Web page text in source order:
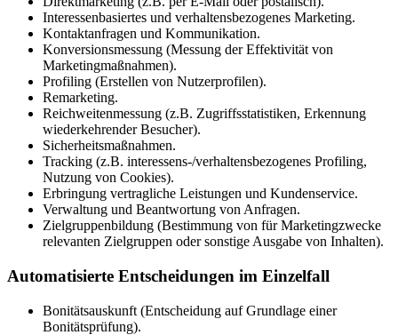
Interessenbasiertes und verhaltensbezogenes Marketing.
Kontaktanfragen und Kommunikation.
Konversionsmessung (Messung der Effektivität von
Marketingmaßnahmen).
Profiling (Erstellen von Nutzerprofilen).
Remarketing.
Reichweitenmessung (z.B. Zugriffsstatistiken, Erkennung
wiederkehrender Besucher).
Sicherheitsmaßnahmen.
Tracking (z.B. interessens-/verhaltensbezogenes Profiling,
Nutzung von Cookies).
Erbringung vertragliche Leistungen und Kundenservice.
Verwaltung und Beantwortung von Anfragen.
Zielgruppenbildung (Bestimmung von für Marketingzwecke
relevanten Zielgruppen oder sonstige Ausgabe von Inhalten).
Automatisierte Entscheidungen im Einzelfall
Bonitätsauskunft (Entscheidung auf Grundlage einer
Bonitätsprüfung).